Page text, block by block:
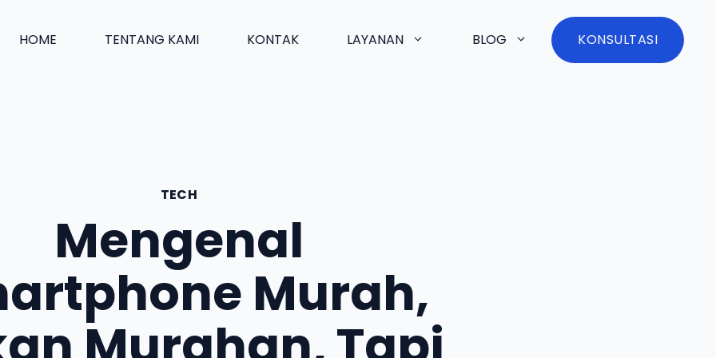
HOME TENTANG KAMI KONTAK LAYANAN BLOG KONSULTASI
TECH
Mengenal
Murah,